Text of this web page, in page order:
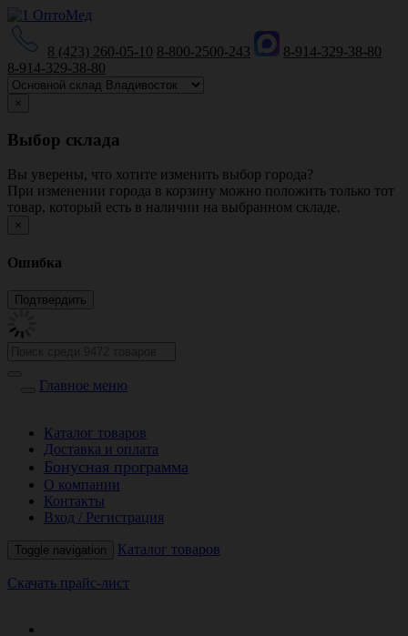
8 (423) 260-05-10 8-800-2500-243
8-914-329-38-80
8-914-329-38-80
×
Выбор склада
Вы уверены, что хотите изменить выбор города?
При изменении города в корзину можно положить только тот
товар, который есть в наличии на выбранном складе.
×
Ошибка
Главное меню
Каталог товаров
Доставка и оплата
Бонусная программа
О компании
Контакты
Вход / Регистрация
Toggle navigation Каталог товаров
Скачать прайс-лист